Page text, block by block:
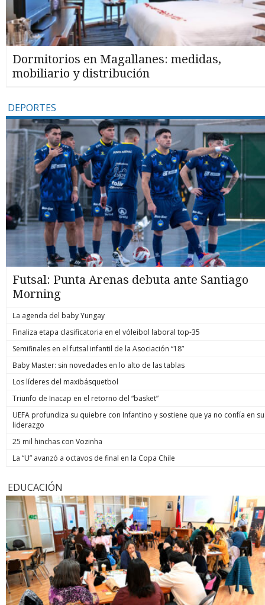
Dormitorios en Magallanes: medidas,
mobiliario y distribución
DEPORTES
Futsal: Punta Arenas debuta ante Santiago
Morning
La agenda del baby Yungay
Finaliza etapa clasificatoria en el vóleibol laboral top-35
Semifinales en el futsal infantil de la Asociación “18”
Baby Master: sin novedades en lo alto de las tablas
Los líderes del maxibásquetbol
Triunfo de Inacap en el retorno del “basket”
UEFA profundiza su quiebre con Infantino y sostiene que ya no confía en su
liderazgo
25 mil hinchas con Vozinha
La “U” avanzó a octavos de final en la Copa Chile
EDUCACIÓN